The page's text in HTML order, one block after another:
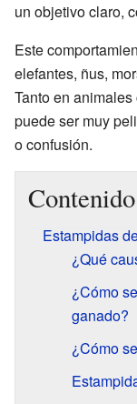
un objetivo claro,
Este
elefantes, ñus,
Tanto en
puede ser muy
o confusión.
Contenido
Estampidas
¿Qué
¿Cómo
ganado?
¿Cómo